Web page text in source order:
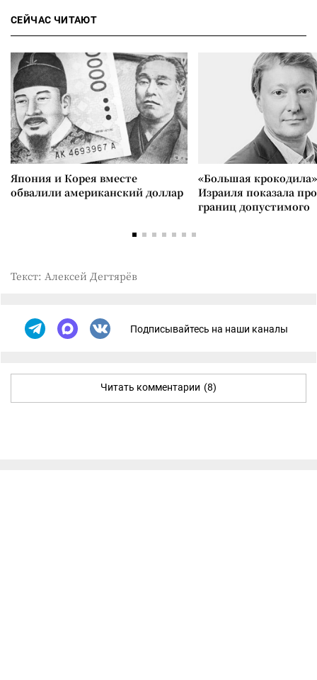
СЕЙЧАС ЧИТАЮТ
Япония и Корея вместе
обвалили американский доллар
«Большая
Израиля показала
границ допустимого
Текст: Алексей Дегтярёв
Подписывайтесь на наши каналы
Читать комментарии (8)